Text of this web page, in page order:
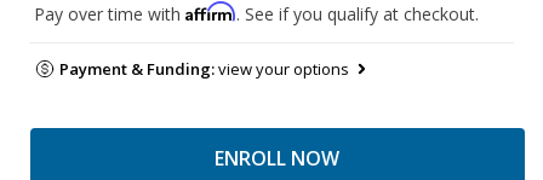
Pay over time with Affirm. See if you qualify at checkout.
Payment & Funding:view your options
ENROLL NOW